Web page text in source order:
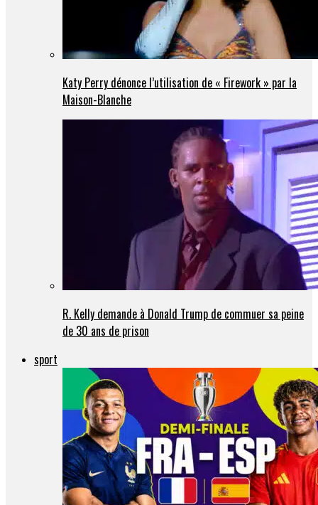
Katy Perry dénonce l’utilisation de « Firework » par la
Maison-Blanche
R. Kelly demande à Donald Trump de commuer sa peine
de 30 ans de prison
sport